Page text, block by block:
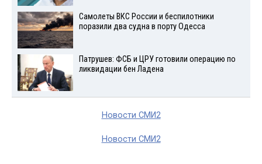
Самолеты ВКС России и беспилотники
поразили два судна в порту Одесса
Патрушев: ФСБ и ЦРУ готовили операцию по
ликвидации бен Ладена
Новости СМИ2
Новости СМИ2